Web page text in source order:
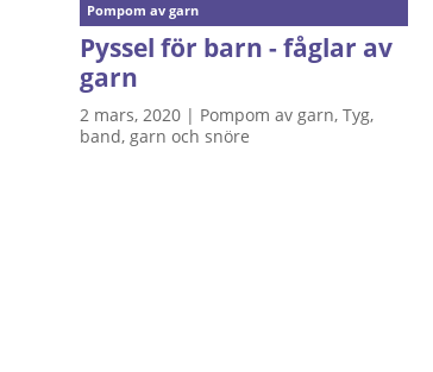
Pompom av garn
Pyssel för barn - fåglar av
garn
2 mars, 2020 | Pompom av garn,Tyg,
band, garn och snöre